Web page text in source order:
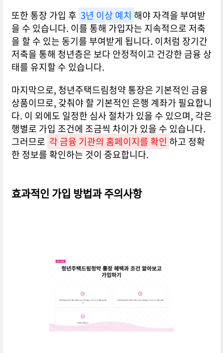
또한 통장 가입 후 3년 이상 예치 해야 자격을 부여받
을 수 있습니다. 이를 통해 가입자는 지속적으로 저축
을 할 수 있는 동기를 부여받게 됩니다. 이처럼 장기간
저축을 통해 청년층은 보다 안정적이고 건강한 금융 상
태를 유지할 수 있습니다.
마지막으로, 청년주택드림청약 통장은 기본적인 금융
상품이므로, 갖춰야 할 기본적인 은행 계좌가 필요합니
다. 이 외에도 일정한 심사 절차가 있을 수 있으며, 각은
행별로 가입 조건에 조금씩 차이가 있을 수 있습니다.
그러므로 각 금융 기관의 홈페이지를 확인 하고 정확
한 정보를 확인하는 것이 중요합니다.
효과적인 가입 방법과 주의사항